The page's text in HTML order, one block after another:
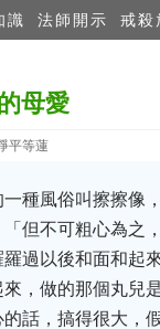
識 法師開示 戒殺
母愛
平等蓮
種風俗叫擦擦像
但不可粗心為之
過以後和面和起
，做的那個丸兒
話，搞得很大，